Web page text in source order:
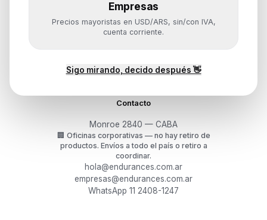
Empresas
Precios mayoristas en USD/ARS, sin/con IVA,
cuenta corriente.
Sigo mirando, decido después 👋
Ayuda
Mis pedidos
¿Cómo querés comprar?
Contacto
Monroe 2840 — CABA
🏢 Oficinas corporativas — no hay retiro de
productos. Envíos a todo el país o retiro a
coordinar.
hola@endurances.com.ar
empresas@endurances.com.ar
WhatsApp 11 2408-1247